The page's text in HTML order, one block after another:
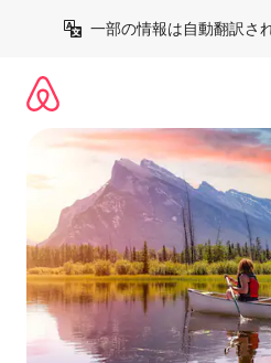
一部の情報は自動翻訳さ